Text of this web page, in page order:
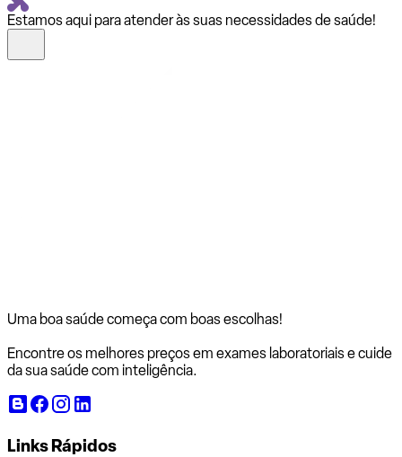
Estamos aqui para atender às suas necessidades de saúde!
Uma boa saúde começa com boas escolhas!
Encontre os melhores preços em exames laboratoriais e cuide
da sua saúde com inteligência.
Links Rápidos